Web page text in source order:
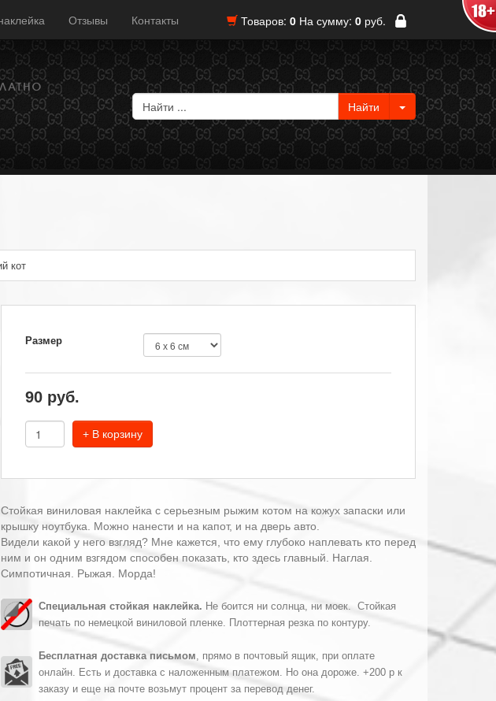
Товаров: 0 На сумму: 0 руб.
Отзывы Контакты
кот
Размер
90руб.
+ В корзину
Стойкая виниловая наклейка с серьезным рыжим котом на кожух запаски или
крышку ноутбука. Можно нанести и на капот, и на дверь авто.
Видели какой у него взгляд? Мне кажется, что ему глубоко наплевать кто перед
ним и он одним взгядом способен показать, кто здесь главный. Наглая.
Симпотичная. Рыжая. Морда!
Специальная стойкая наклейка. Не боится ни солнца, ни моек. Стойкая
печать по немецкой виниловой пленке. Плоттерная резка по контуру.
Бесплатная доставка письмом, прямо в почтовый ящик, при оплате
онлайн. Есть и доставка с наложенным платежом. Но она дороже. +200 р к
заказу и еще на почте возьмут процент за перевод денег.